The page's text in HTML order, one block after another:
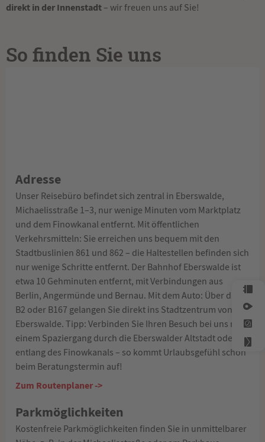
direkt in der Innenstadt – wir freuen uns auf Sie!
So finden Sie uns
Adresse
Unser Reisebüro befindet sich zentral in Eberswalde,
Michaelisstraße 1–3, nur wenige Minuten vom Marktplatz
und dem Finowkanal entfernt. Mit öffentlichen
Verkehrsmitteln: Sie erreichen uns bequem mit den
Stadtbuslinien 861 und 862 – die Haltestellen befinden sich
nur wenige Schritte entfernt. Der Bahnhof Eberswalde ist
etwa 10 Gehminuten entfernt, mit Verbindungen aus
Berlin, Angermünde und Bernau. Mit dem Auto: Über die
B2 oder B167 gelangen Sie direkt ins Stadtzentrum von
Eberswalde. Tipp: Verbinden Sie Ihren Besuch bei uns mit
einem Spaziergang durch die Eberswalder Altstadt oder
entlang des Finowkanals – so kommt Urlaubsgefühl schon
beim Beratungstermin auf!
Zum Routenplaner ->
Parkmöglichkeiten
Kostenfreie Parkmöglichkeiten finden Sie in unmittelbarer